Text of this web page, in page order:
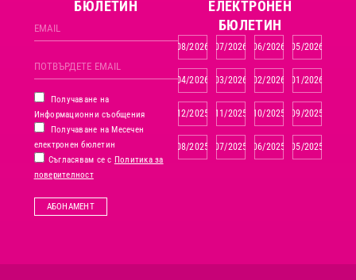
БЮЛЕТИН
Получаване на
Информационни съобщения
Получаване на Месечен
електронен бюлетин
Съгласявам се с Политика за
поверителност
АБОНАМЕНТ
ЕЛЕКТРОНЕН
БЮЛЕТИН
08/2026 07/2026 06/2026 05/2026
04/2026 03/2026 02/2026 01/2026
12/2025 11/2025 10/2025 09/2025
08/2025 07/2025 06/2025 05/2025